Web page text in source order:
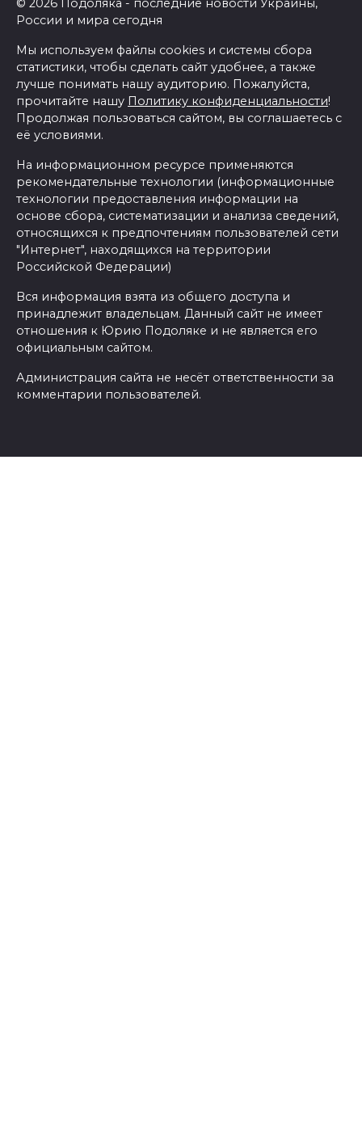
© 2026 Подоляка - последние новости Украины,
России и мира сегодня
Мы используем файлы cookies и системы сбора
статистики, чтобы сделать сайт удобнее, а также
лучше понимать нашу аудиторию. Пожалуйста,
прочитайте нашу Политику конфиденциальности!
Продолжая пользоваться сайтом, вы соглашаетесь с
её условиями.
На информационном ресурсе применяются
рекомендательные технологии (информационные
технологии предоставления информации на
основе сбора, систематизации и анализа сведений,
относящихся к предпочтениям пользователей сети
"Интернет", находящихся на территории
Российской Федерации)
Вся информация взята из общего доступа и
принадлежит владельцам. Данный сайт не имеет
отношения к Юрию Подоляке и не является его
официальным сайтом.
Администрация сайта не несёт ответственности за
комментарии пользователей.